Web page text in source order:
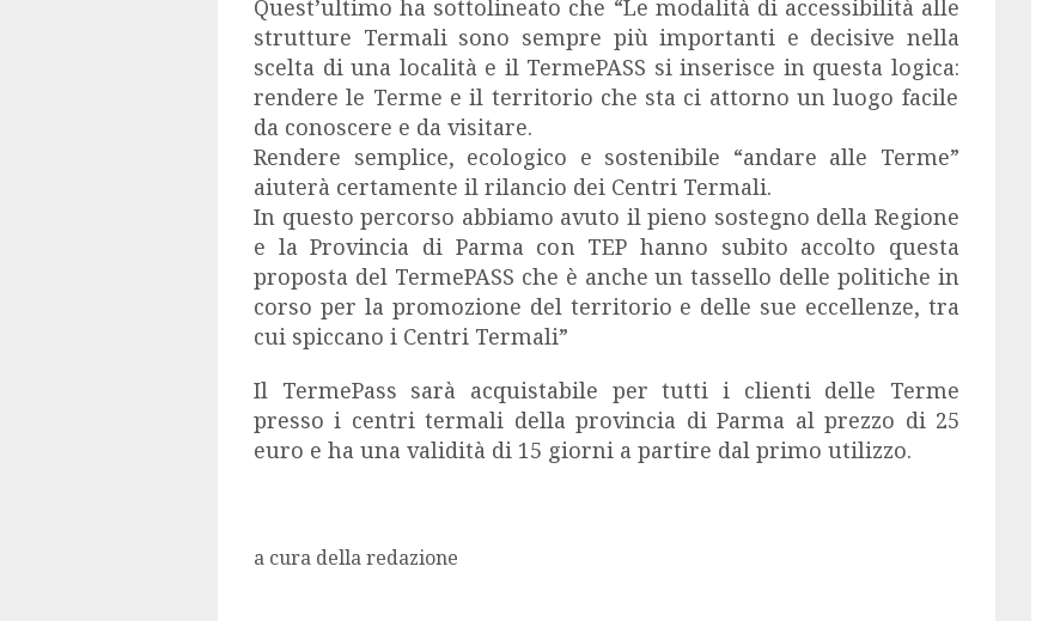
Quest’ultimo ha sottolineato che “Le modalità di accessibilità alle
strutture Termali sono sempre più importanti e decisive nella
scelta di una località e il TermePASS si inserisce in questa logica:
rendere le Terme e il territorio che sta ci attorno un luogo facile
da conoscere e da visitare.
Rendere semplice, ecologico e sostenibile “andare alle Terme”
aiuterà certamente il rilancio dei Centri Termali.
In questo percorso abbiamo avuto il pieno sostegno della Regione
e la Provincia di Parma con TEP hanno subito accolto questa
proposta del TermePASS che è anche un tassello delle politiche in
corso per la promozione del territorio e delle sue eccellenze, tra
cui spiccano i Centri Termali”
Il TermePass sarà acquistabile per tutti i clienti delle Terme
presso i centri termali della provincia di Parma al prezzo di 25
euro e ha una validità di 15 giorni a partire dal primo utilizzo.
a cura della redazione